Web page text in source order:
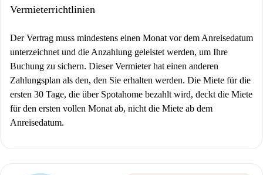
Vermieterrichtlinien
Der Vertrag muss mindestens einen Monat vor dem Anreisedatum
unterzeichnet und die Anzahlung geleistet werden, um Ihre
Buchung zu sichern. Dieser Vermieter hat einen anderen
Zahlungsplan als den, den Sie erhalten werden. Die Miete für die
ersten 30 Tage, die über Spotahome bezahlt wird, deckt die Miete
für den ersten vollen Monat ab, nicht die Miete ab dem
Anreisedatum.